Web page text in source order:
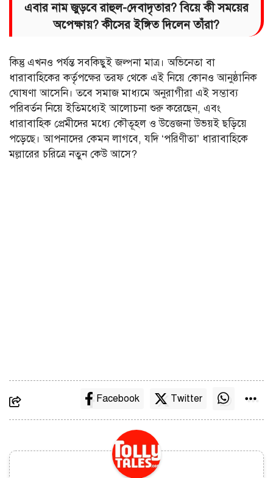
এবার নাম জুড়বে রাহুল-দেবাদৃতার? বিয়ে কী সময়ের
অপেক্ষায়? কীসের ইঙ্গিত দিলেন তাঁরা?
কিন্তু এখনও পর্যন্ত সবকিছুই জল্পনা মাত্র। অভিনেতা বা
ধারাবাহিকের কর্তৃপক্ষের তরফ থেকে এই নিয়ে কোনও আনুষ্ঠানিক
ঘোষণা আসেনি। তবে সমাজ মাধ্যমে অনুরাগীরা এই সম্ভাব্য
পরিবর্তন নিয়ে ইতিমধ্যেই আলোচনা শুরু করেছেন, এবং
ধারাবাহিক প্রেমীদের মধ্যে কৌতূহল ও উত্তেজনা উভয়ই ছড়িয়ে
পড়েছে। আপনাদের কেমন লাগবে, যদি ‘পরিণীতা’ ধারাবাহিকে
মল্লারের চরিত্রে নতুন কেউ আসে?
Facebook Twitter